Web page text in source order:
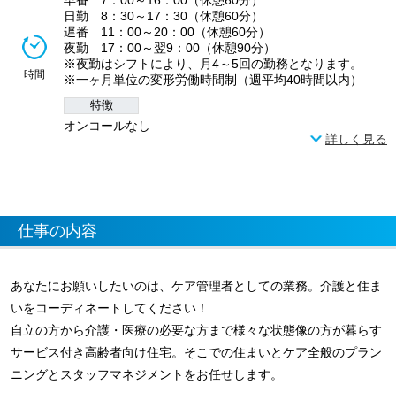
時間
日勤 8：30～17：30（休憩60分）
遅番 11：00～20：00（休憩60分）
夜勤 17：00～翌9：00（休憩90分）
※夜勤はシフトにより、月4～5回の勤務となります。
※一ヶ月単位の変形労働時間制（週平均40時間以内）
特徴
オンコールなし
詳しく見る
仕事の内容
あなたにお願いしたいのは、ケア管理者としての業務。介護と住ま
いをコーディネートしてください！
自立の方から介護・医療の必要な方まで様々な状態像の方が暮らす
サービス付き高齢者向け住宅。そこでの住まいとケア全般のプラン
ニングとスタッフマネジメントをお任せします。